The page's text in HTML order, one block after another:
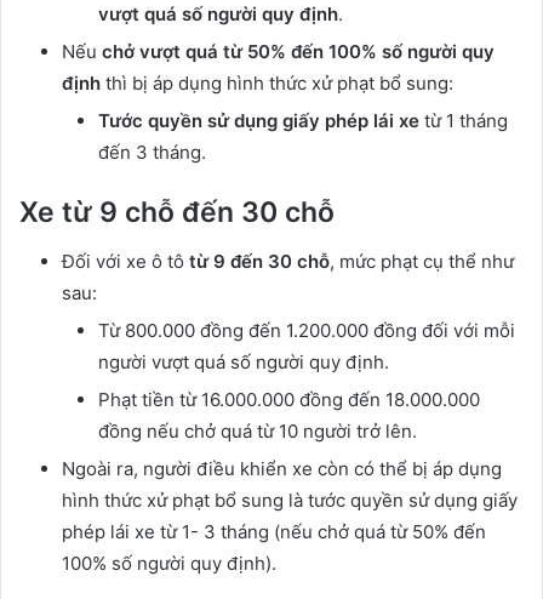
vượt quá số người quy định.
Nếu chở vượt quá từ 50% đến 100% số người quy
định thì bị áp dụng hình thức xử phạt bổ sung:
Tước quyền sử dụng giấy phép lái xe từ 1 tháng
đến 3 tháng.
Xe từ 9 chỗ đến 30 chỗ
Đối với xe ô tô từ 9 đến 30 chỗ, mức phạt cụ thể như
sau:
Từ 800.000 đồng đến 1.200.000 đồng đối với mỗi
người vượt quá số người quy định.
Phạt tiền từ 16.000.000 đồng đến 18.000.000
đồng nếu chở quá từ 10 người trở lên.
Ngoài ra, người điều khiển xe còn có thể bị áp dụng
hình thức xử phạt bổ sung là tước quyền sử dụng giấy
phép lái xe từ 1- 3 tháng (nếu chở quá từ 50% đến
100% số người quy định).